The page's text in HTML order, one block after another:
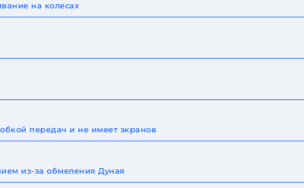
на колесах
передач и не имеет экранов
из-за обмеления Дуная